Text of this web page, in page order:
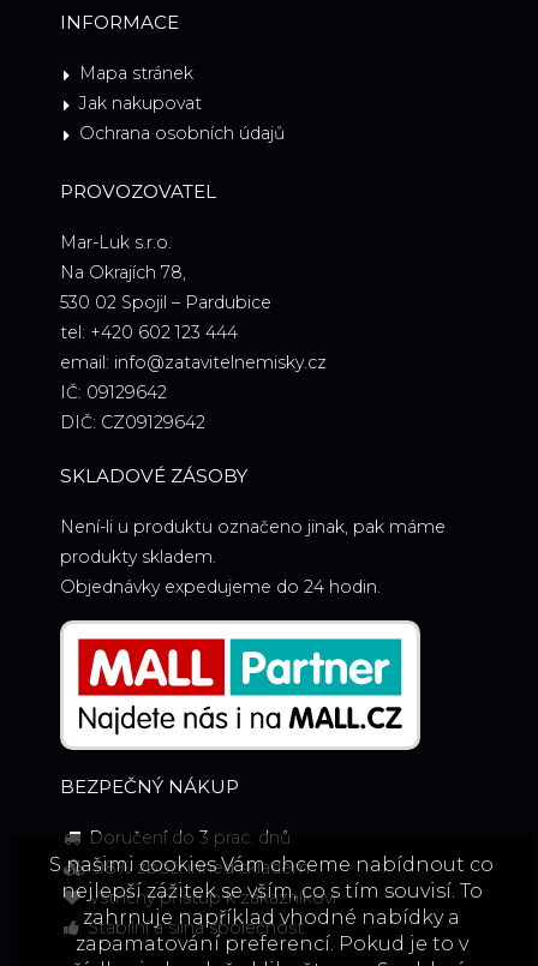
S našimi cookies Vám chceme nabídnout co
nejlepší zážitek se vším, co s tím souvisí. To
zahrnuje například vhodné nabídky a
zapamatování preferencí. Pokud je to v
INFORMACE
Mapa stránek
Jak nakupovat
Ochrana osobních údajů
PROVOZOVATEL
Mar-Luk s.r.o.
Na Okrajích 78,
530 02 Spojil – Pardubice
tel: +420 602 123 444
email: info@zatavitelnemisky.cz
IČ: 09129642
DIČ: CZ09129642
SKLADOVÉ ZÁSOBY
Není-li u produktu označeno jinak, pak máme
produkty skladem.
Objednávky expedujeme do 24 hodin.
BEZPEČNÝ NÁKUP
Doručení do 3 prac. dnů
98% zboží ihned skladem
Vstřícný přístup k zákazníkovi
Stabilní a silná společnost